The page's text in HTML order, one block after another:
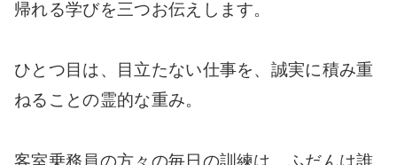
帰れる学びを三つお伝えします。
ひとつ目は、目立たない仕事を、誠実に積み重
ねることの霊的な重み。
客室乗務員の方々の毎日の訓練は、ふだんは誰